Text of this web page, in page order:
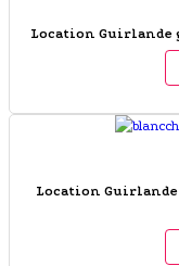
Location Guirlande
Location Guirlande